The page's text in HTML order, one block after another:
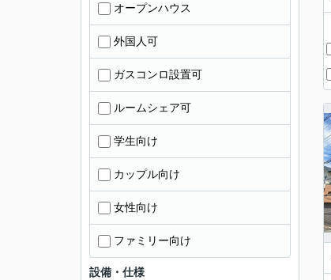
オープンハウス
外国人可
ガスコンロ設置可
ルームシェア可
学生向け
カップル向け
女性向け
ファミリー向け
設備・仕様